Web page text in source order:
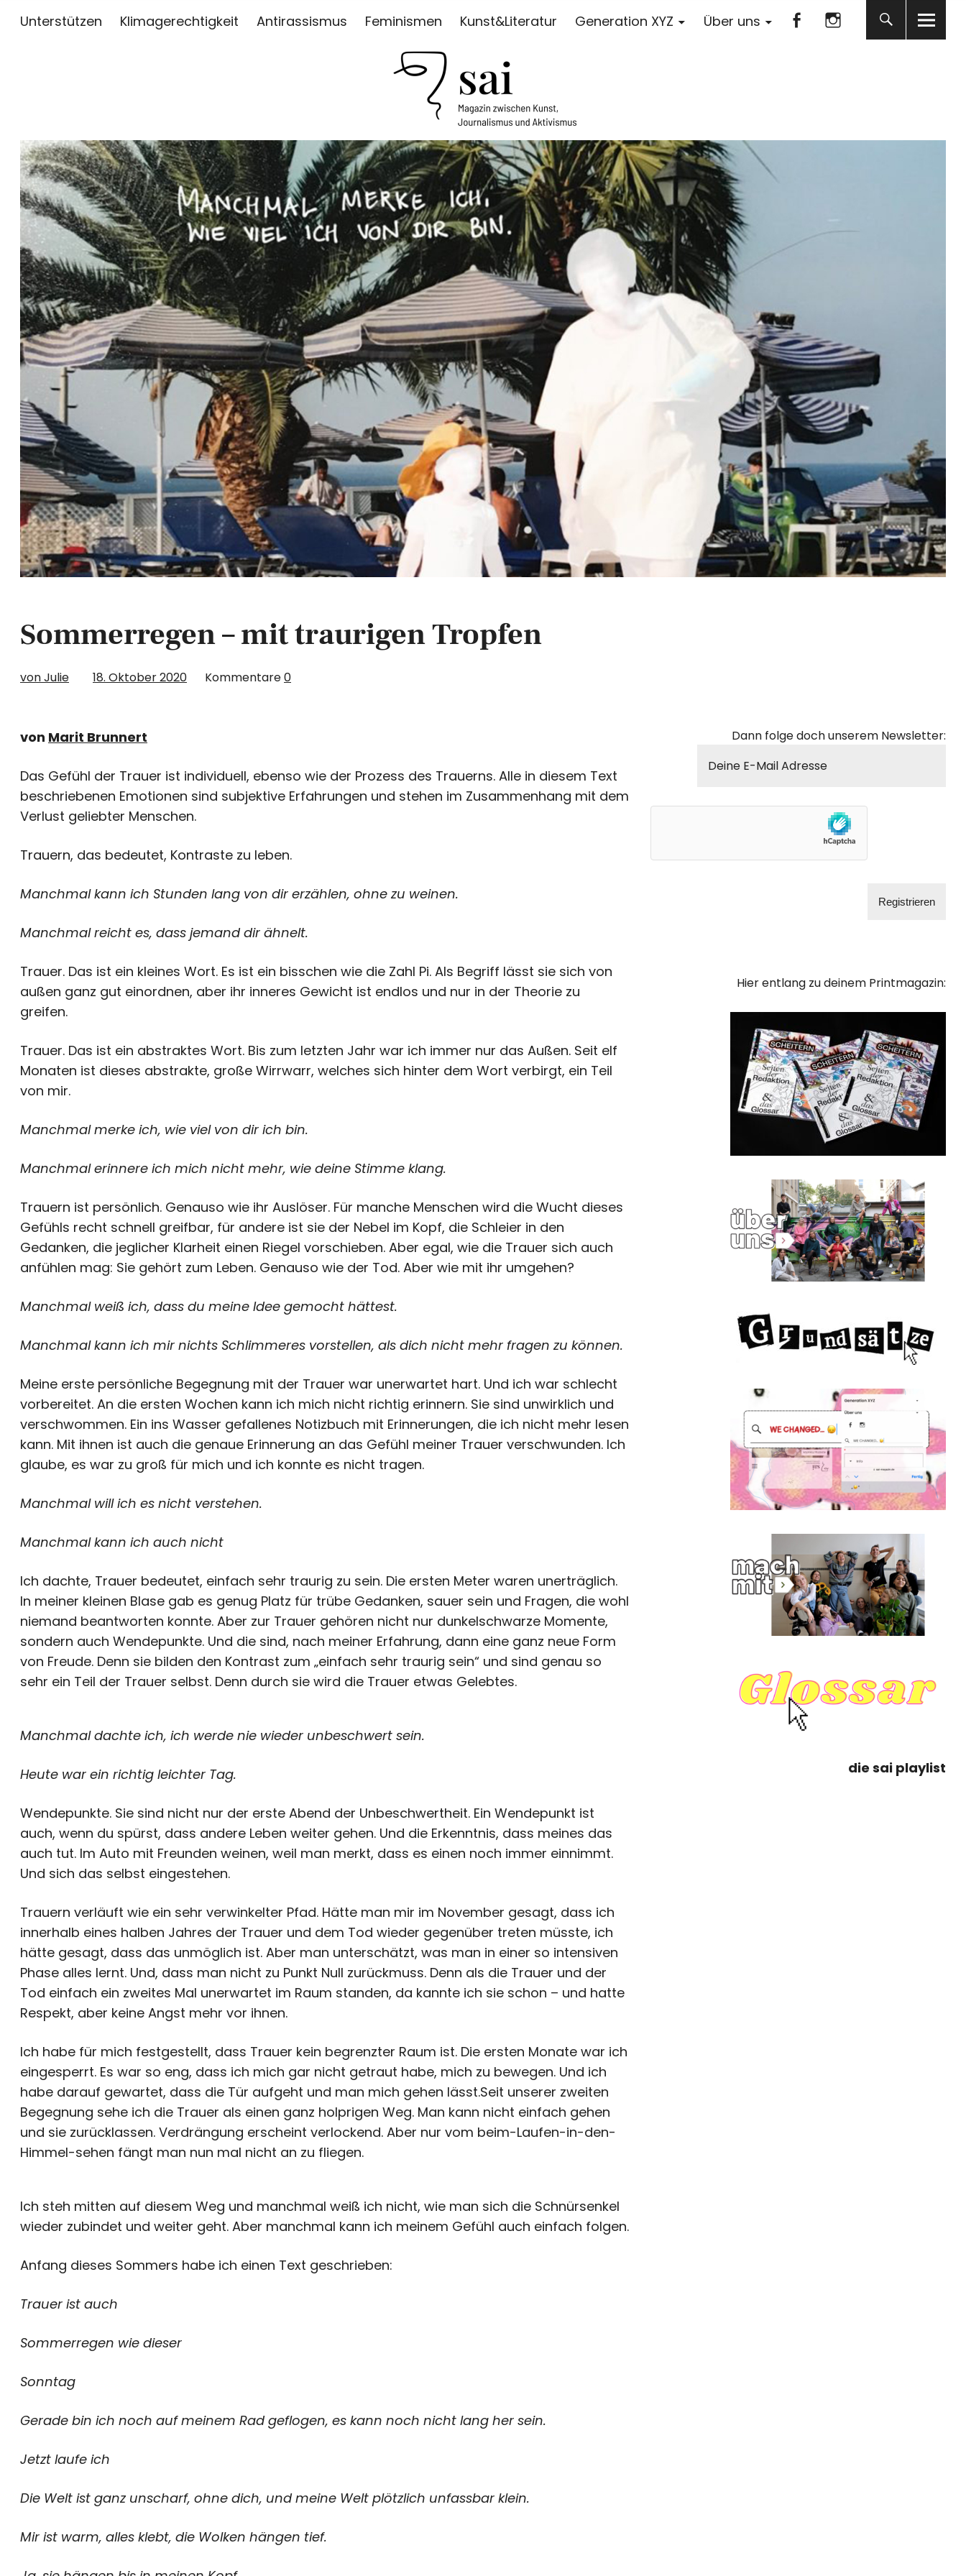
Unterstützen Klimagerechtigkeit Antirassismus Feminismen Kunst&Literatur Generation XYZ Über uns
ZWISCHEN KUNST, JOURNALISMUS UND AKTIVISMUS
FacebookInstagram
Sommerregen – mit traurigen Tropfen
von Julie 18. Oktober 2020 Kommentare0
von Marit Brunnert
Das Gefühl der Trauer ist individuell, ebenso wie der Prozess des Trauerns. Alle in diesem Text
beschriebenen Emotionen sind subjektive Erfahrungen und stehen im Zusammenhang mit dem
Verlust geliebter Menschen.
Trauern, das bedeutet, Kontraste zu leben.
Manchmal kann ich Stunden lang von dir erzählen, ohne zu weinen.
Manchmal reicht es, dass jemand dir ähnelt.
Trauer. Das ist ein kleines Wort. Es ist ein bisschen wie die Zahl Pi. Als Begriff lässt sie sich von
außen ganz gut einordnen, aber ihr inneres Gewicht ist endlos und nur in der Theorie zu
greifen.
Trauer. Das ist ein abstraktes Wort. Bis zum letzten Jahr war ich immer nur das Außen. Seit elf
Monaten ist dieses abstrakte, große Wirrwarr, welches sich hinter dem Wort verbirgt, ein Teil
von mir.
Manchmal merke ich, wie viel von dir ich bin.
Manchmal erinnere ich mich nicht mehr, wie deine Stimme klang.
Trauern ist persönlich. Genauso wie ihr Auslöser. Für manche Menschen wird die Wucht dieses
Gefühls recht schnell greifbar, für andere ist sie der Nebel im Kopf, die Schleier in den
Gedanken, die jeglicher Klarheit einen Riegel vorschieben. Aber egal, wie die Trauer sich auch
anfühlen mag: Sie gehört zum Leben. Genauso wie der Tod. Aber wie mit ihr umgehen?
Manchmal weiß ich, dass du meine Idee gemocht hättest.
Manchmal kann ich mir nichts Schlimmeres vorstellen, als dich nicht mehr fragen zu können.
Meine erste persönliche Begegnung mit der Trauer war unerwartet hart. Und ich war schlecht
vorbereitet. An die ersten Wochen kann ich mich nicht richtig erinnern. Sie sind unwirklich und
verschwommen. Ein ins Wasser gefallenes Notizbuch mit Erinnerungen, die ich nicht mehr lesen
kann. Mit ihnen ist auch die genaue Erinnerung an das Gefühl meiner Trauer verschwunden. Ich
glaube, es war zu groß für mich und ich konnte es nicht tragen.
Manchmal will ich es nicht verstehen.
Manchmal kann ich auch nicht
Ich dachte, Trauer bedeutet, einfach sehr traurig zu sein. Die ersten Meter waren unerträglich.
In meiner kleinen Blase gab es genug Platz für trübe Gedanken, sauer sein und Fragen, die wohl
niemand beantworten konnte. Aber zur Trauer gehören nicht nur dunkelschwarze Momente,
sondern auch Wendepunkte. Und die sind, nach meiner Erfahrung, dann eine ganz neue Form
von Freude. Denn sie bilden den Kontrast zum „einfach sehr traurig sein“ und sind genau so
sehr ein Teil der Trauer selbst. Denn durch sie wird die Trauer etwas Gelebtes.
Manchmal dachte ich, ich werde nie wieder unbeschwert sein.
Heute war ein richtig leichter Tag.
Wendepunkte. Sie sind nicht nur der erste Abend der Unbeschwertheit. Ein Wendepunkt ist
auch, wenn du spürst, dass andere Leben weiter gehen. Und die Erkenntnis, dass meines das
auch tut. Im Auto mit Freunden weinen, weil man merkt, dass es einen noch immer einnimmt.
Und sich das selbst eingestehen.
Trauern verläuft wie ein sehr verwinkelter Pfad. Hätte man mir im November gesagt, dass ich
innerhalb eines halben Jahres der Trauer und dem Tod wieder gegenüber treten müsste, ich
hätte gesagt, dass das unmöglich ist. Aber man unterschätzt, was man in einer so intensiven
Phase alles lernt. Und, dass man nicht zu Punkt Null zurückmuss. Denn als die Trauer und der
Tod einfach ein zweites Mal unerwartet im Raum standen, da kannte ich sie schon – und hatte
Respekt, aber keine Angst mehr vor ihnen.
Ich habe für mich festgestellt, dass Trauer kein begrenzter Raum ist. Die ersten Monate war ich
eingesperrt. Es war so eng, dass ich mich gar nicht getraut habe, mich zu bewegen. Und ich
habe darauf gewartet, dass die Tür aufgeht und man mich gehen lässt.Seit unserer zweiten
Begegnung sehe ich die Trauer als einen ganz holprigen Weg. Man kann nicht einfach gehen
und sie zurücklassen. Verdrängung erscheint verlockend. Aber nur vom beim-Laufen-in-den-
Himmel-sehen fängt man nun mal nicht an zu fliegen.
Ich steh mitten auf diesem Weg und manchmal weiß ich nicht, wie man sich die Schnürsenkel
wieder zubindet und weiter geht. Aber manchmal kann ich meinem Gefühl auch einfach folgen.
Anfang dieses Sommers habe ich einen Text geschrieben:
Trauer ist auch
Sommerregen wie dieser
Sonntag
Gerade bin ich noch auf meinem Rad geflogen, es kann noch nicht lang her sein.
Jetzt laufe ich
Die Welt ist ganz unscharf, ohne dich, und meine Welt plötzlich unfassbar klein.
Mir ist warm, alles klebt, die Wolken hängen tief.
Dann folge doch unserem Newsletter:
Hier entlang zu deinem Printmagazin:
die sai playlist